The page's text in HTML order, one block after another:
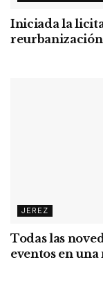
Iniciada la
reurbanización
JEREZ
Todas las
eventos en